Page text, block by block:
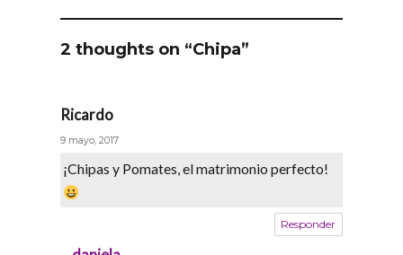
2 thoughts on “Chipa”
Ricardo
9 mayo, 2017
¡Chipas y Pomates, el matrimonio perfecto!
Responder